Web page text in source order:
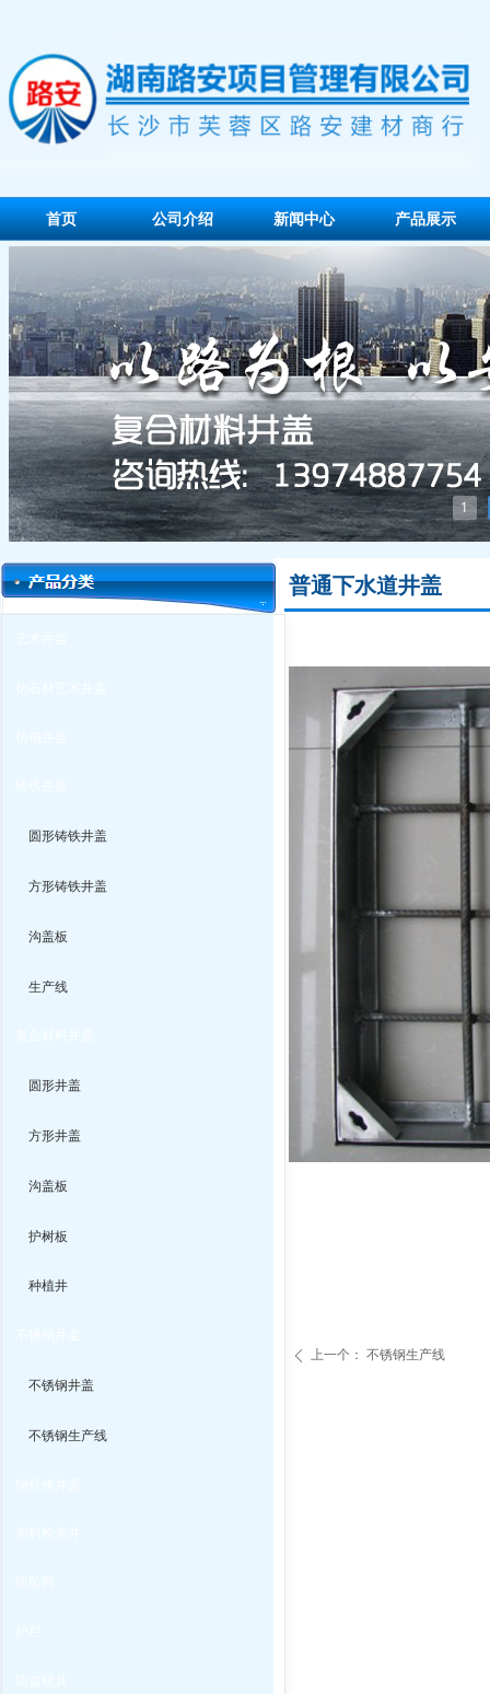
首页 公司介绍 新闻中心 产品展示
1
ꄴ 上一个： 不锈钢生产线
普通下水道井盖
圆形铸铁井盖
方形铸铁井盖
沟盖板
生产线
圆形井盖
方形井盖
沟盖板
护树板
种植井
不锈钢井盖
不锈钢生产线